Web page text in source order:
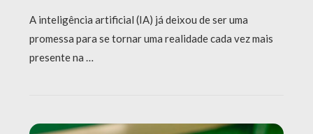
A inteligência artificial (IA) já deixou de ser uma
promessa para se tornar uma realidade cada vez mais
presente na …